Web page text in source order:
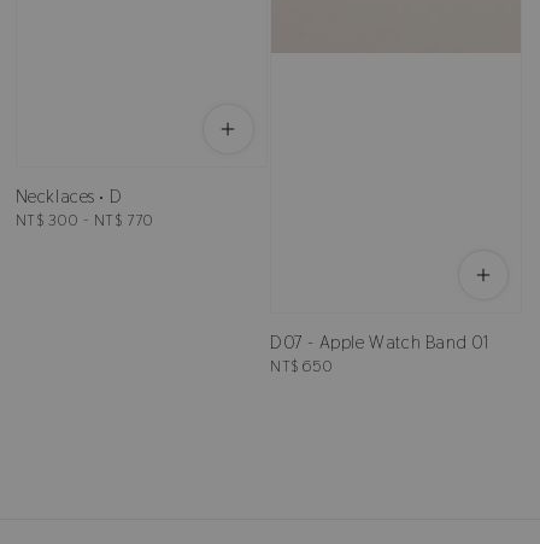
Necklaces • D
Regular
NT$ 300 - NT$ 770
D07 - Apple Watch Band 01
Regular
NT$ 650